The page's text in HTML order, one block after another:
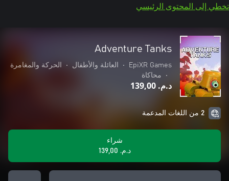
تخطي إلى المحتوى الرئيسي
Adventure Tanks
EpiXR Games
• العائلة والأطفال •
الحركة والمغامرة
•
محاكاة
د.م.‏ 139,00
2 من اللغات المدعمة
شراء
د.م.‏ 139,00